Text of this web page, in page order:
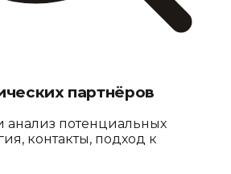
партнёров
потенциальных
контакты, подход к